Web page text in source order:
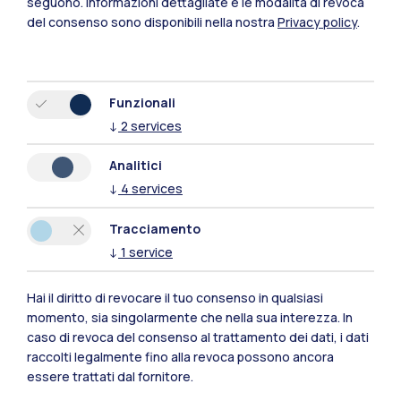
Mantova
Xi'an
Naviga il sito
Contattaci
del consenso sono disponibili nella nostra Privacy policy.
Funzionali
↓ 2 services
Analitici
↓ 4 services
Tracciamento
↓ 1 service
Hai il diritto di revocare il tuo consenso in qualsiasi
momento, sia singolarmente che nella sua interezza. In
caso di revoca del consenso al trattamento dei dati, i dati
raccolti legalmente fino alla revoca possono ancora
essere trattati dal fornitore.